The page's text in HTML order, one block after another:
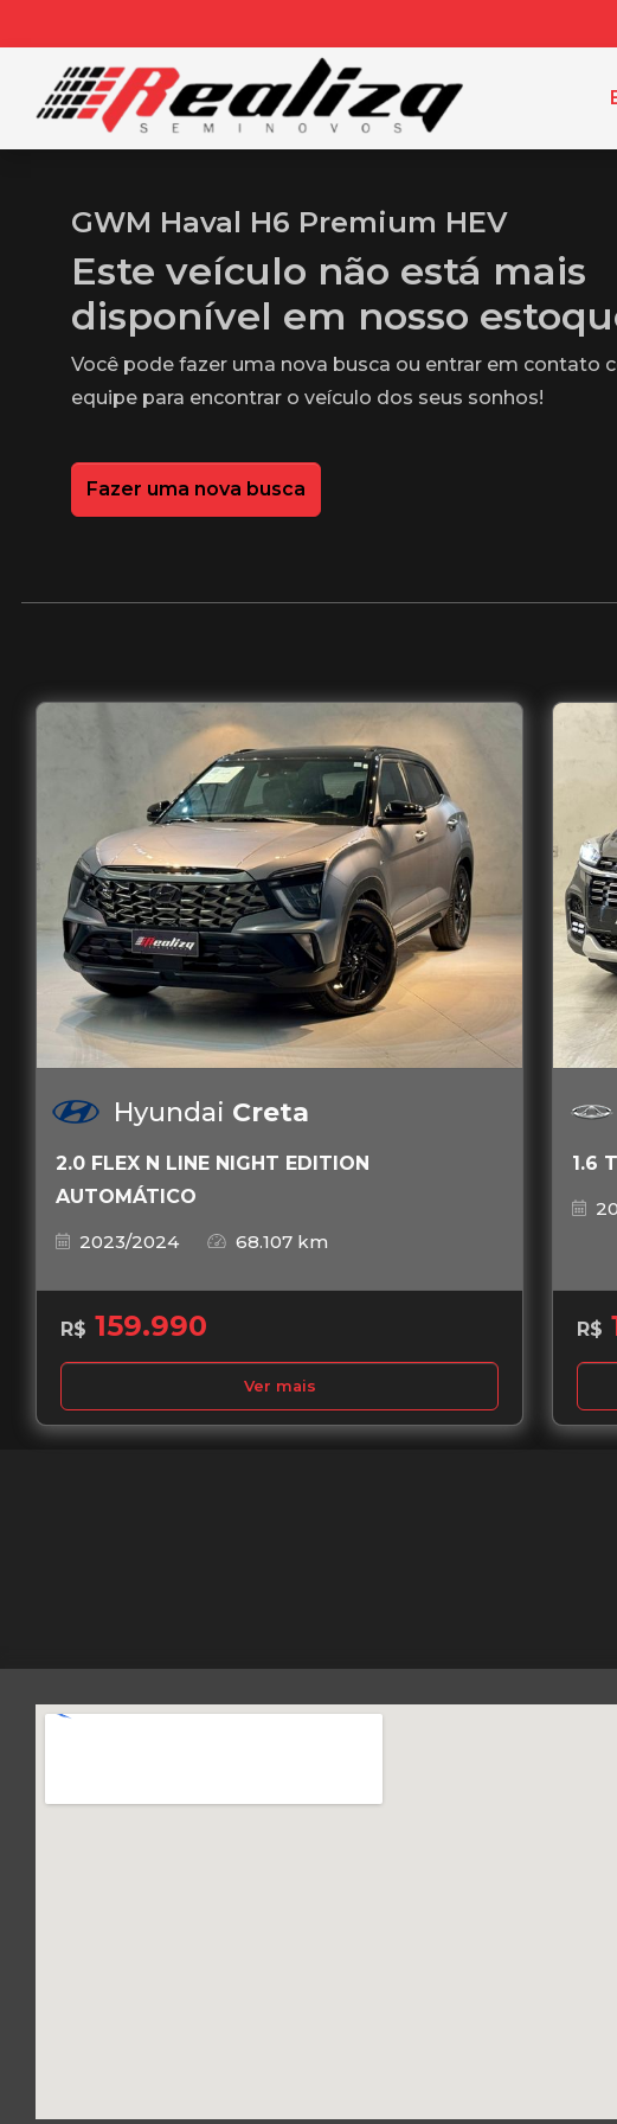
GWM Haval H6 Premium HEV
Este veículo não está mais
disponível em nosso
Você pode fazer uma nova busca ou entrar em contato
equipe para encontrar o veículo dos seus sonhos!
Fazer uma nova busca
Hyundai Creta
2.0 FLEX N LINE NIGHT EDITION
AUTOMÁTICO
2023/2024
68.107 km
R$ 159.990
Ver mais
1.6
R$